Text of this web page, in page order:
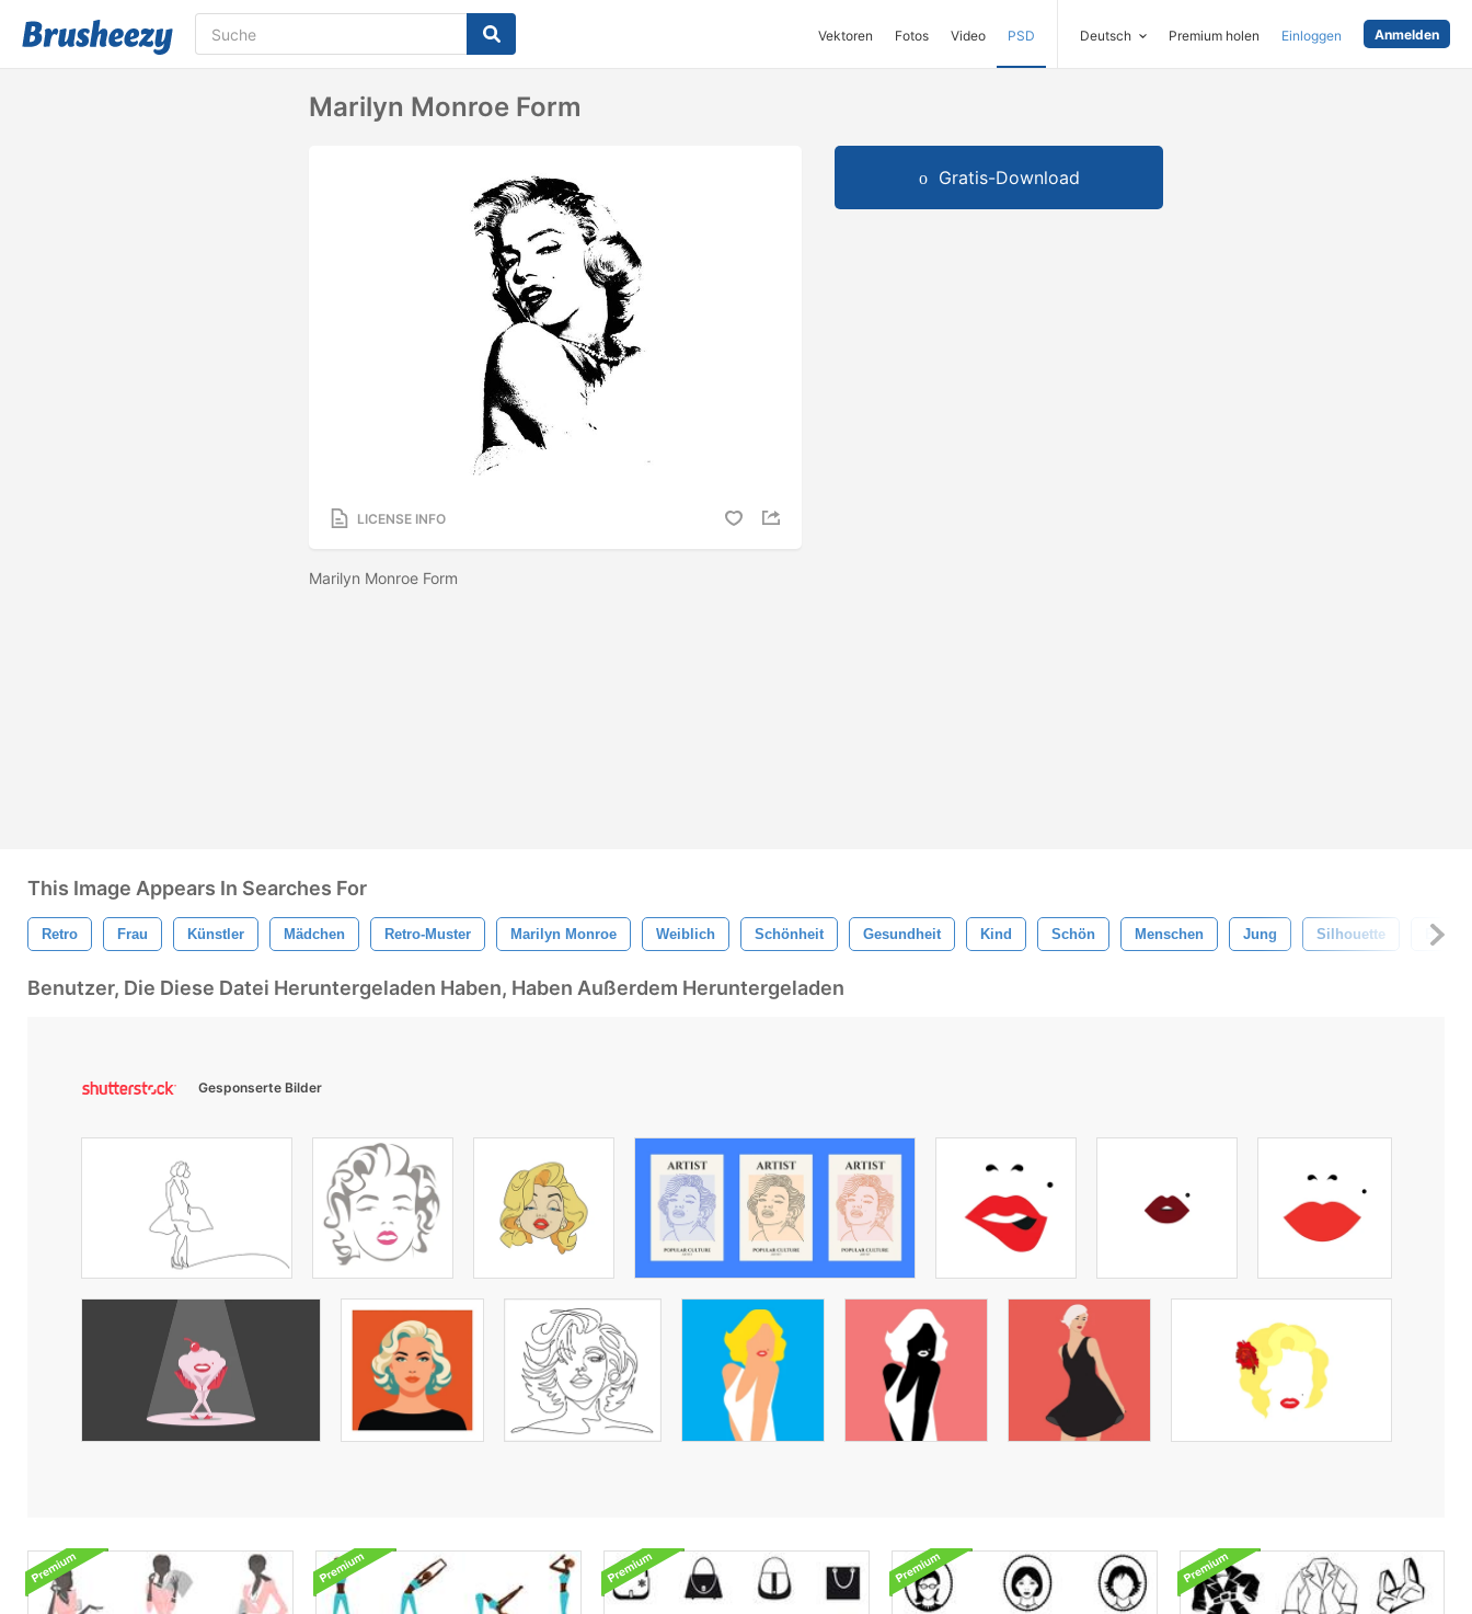
Vektoren Fotos Video PSD Deutsch Premium holen Einloggen Anmelden
Marilyn Monroe Form
LICENSE INFO
Marilyn Monroe Form
Gratis-Download
This Image Appears In Searches For
Retro Frau Künstler Mädchen Retro-Muster Marilyn Monroe Weiblich Schönheit Gesundheit Kind Schön Menschen Jung Silhouette Baby
Benutzer, Die Diese Datei Heruntergeladen Haben, Haben Außerdem Heruntergeladen
Gesponserte Bilder